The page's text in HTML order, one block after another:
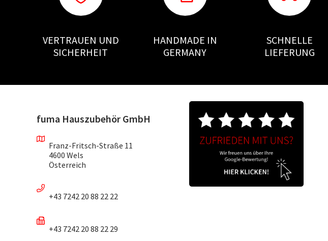
VERTRAUEN UND
SICHERHEIT
HANDMADE IN
GERMANY
SCHNELLE
LIEFERUNG
fuma Hauszubehör GmbH
Franz-Fritsch-Straße 11
4600 Wels
Österreich
+43 7242 20 88 22 22
+43 7242 20 88 22 29